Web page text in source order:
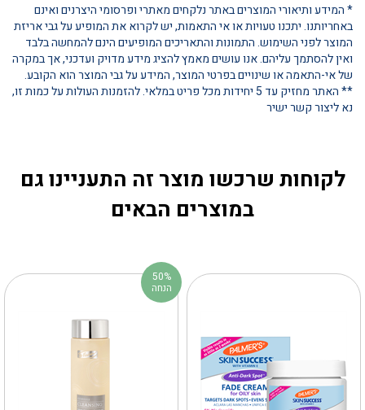
* המידע ותיאורי המוצרים באתר נלקחים מאתרי ופרסומי היצרנים ואינם
באחריותנו. יתכנו טעויות או אי התאמות, יש לקרוא את המופיע על גבי אריזת
המוצר לפני השימוש. התמונות והתאריכים המופיעים הינם להמחשה בלבד
ואין להסתמך עליהם. אנו עושים מאמץ להציג מידע מדויק ועדכני, אך במקרה
של אי-התאמה או שינויים בפרטי המוצר, המידע על גבי המוצר הוא הקובע.
** האתר מחזיק עד 5 יחידות מכל פריט במלאי. להזמנות העולות על כמות זו,
נא ליצור קשר ישיר
לקוחות שרכשו מוצר זה התעניינו גם
במוצרים הבאים
50%
הנחה